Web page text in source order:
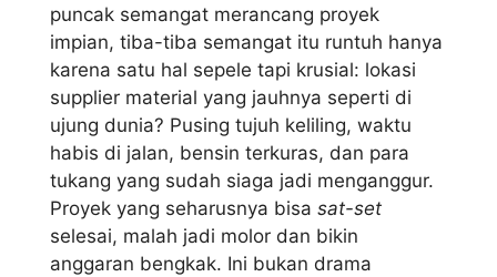
puncak semangat merancang proyek
impian, tiba-tiba semangat itu runtuh hanya
karena satu hal sepele tapi krusial: lokasi
supplier material yang jauhnya seperti di
ujung dunia? Pusing tujuh keliling, waktu
habis di jalan, bensin terkuras, dan para
tukang yang sudah siaga jadi menganggur.
Proyek yang seharusnya bisa sat-set
selesai, malah jadi molor dan bikin
anggaran bengkak. Ini bukan drama